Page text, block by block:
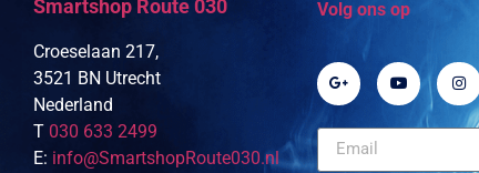
Smartshop Route 030
Croeselaan 217,
3521 BN Utrecht
Nederland
T 030 633 2499
E: info@SmartshopRoute030.nl
Volg ons op